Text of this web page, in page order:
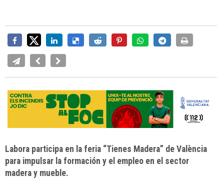
Labora participa en la feria “Tienes Madera” de València
para impulsar la formación y el empleo en el sector
madera y mueble.